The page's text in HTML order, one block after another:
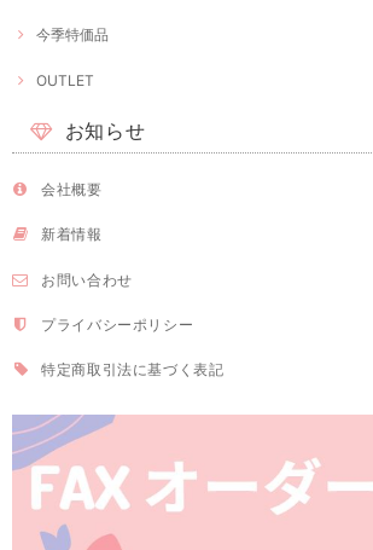
今季特価品
OUTLET
お知らせ
会社概要
新着情報
お問い合わせ
プライバシーポリシー
特定商取引法に基づく表記